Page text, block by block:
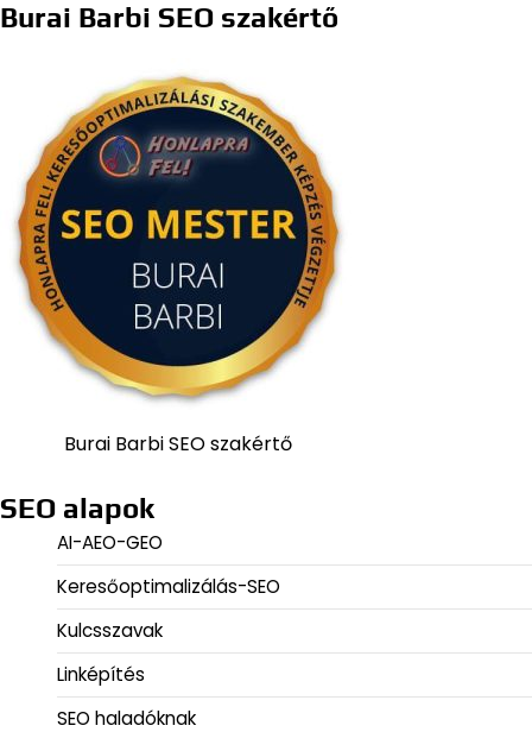
Burai Barbi SEO szakértő
Burai Barbi SEO szakértő
SEO alapok
AI-AEO-GEO
Keresőoptimalizálás-SEO
Kulcsszavak
Linképítés
SEO haladóknak